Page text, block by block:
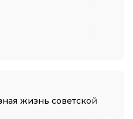
жизнь советской